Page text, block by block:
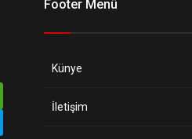
Footer Menü
Künye
İletişim